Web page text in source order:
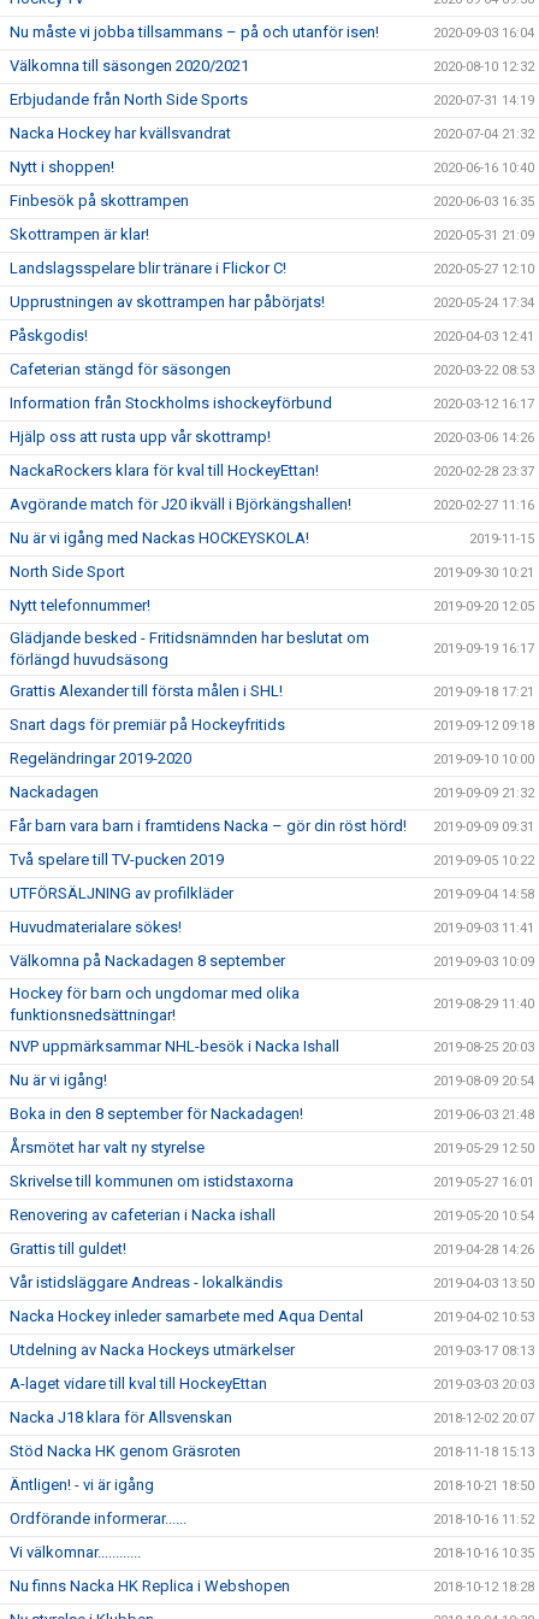
Nu måste vi jobba tillsammans – på och utanför isen! 2020-09-03 16:04
Välkomna till säsongen 2020/2021 2020-08-10 12:32
Erbjudande från North Side Sports 2020-07-31 14:19
Nacka Hockey har kvällsvandrat 2020-07-04 21:32
Nytt i shoppen! 2020-06-16 10:40
Finbesök på skottrampen 2020-06-03 16:35
Skottrampen är klar! 2020-05-31 21:09
Landslagsspelare blir tränare i Flickor C! 2020-05-27 12:10
Upprustningen av skottrampen har påbörjats! 2020-05-24 17:34
Påskgodis! 2020-04-03 12:41
Cafeterian stängd för säsongen 2020-03-22 08:53
Information från Stockholms ishockeyförbund 2020-03-12 16:17
Hjälp oss att rusta upp vår skottramp! 2020-03-06 14:26
NackaRockers klara för kval till HockeyEttan! 2020-02-28 23:37
Avgörande match för J20 ikväll i Björkängshallen! 2020-02-27 11:16
Nu är vi igång med Nackas HOCKEYSKOLA! 2019-11-15
North Side Sport 2019-09-30 10:21
Nytt telefonnummer! 2019-09-20 12:05
Glädjande besked - Fritidsnämnden har beslutat om
förlängd huvudsäsong
2019-09-19 16:17
Grattis Alexander till första målen i SHL! 2019-09-18 17:21
Snart dags för premiär på Hockeyfritids 2019-09-12 09:18
Regeländringar 2019-2020 2019-09-10 10:00
Nackadagen 2019-09-09 21:32
Får barn vara barn i framtidens Nacka – gör din röst hörd! 2019-09-09 09:31
Två spelare till TV-pucken 2019 2019-09-05 10:22
UTFÖRSÄLJNING av profilkläder 2019-09-04 14:58
Huvudmaterialare sökes! 2019-09-03 11:41
Välkomna på Nackadagen 8 september 2019-09-03 10:09
Hockey för barn och ungdomar med olika
funktionsnedsättningar!
2019-08-29 11:40
NVP uppmärksammar NHL-besök i Nacka Ishall 2019-08-25 20:03
Nu är vi igång! 2019-08-09 20:54
Boka in den 8 september för Nackadagen! 2019-06-03 21:48
Årsmötet har valt ny styrelse 2019-05-29 12:50
Skrivelse till kommunen om istidstaxorna 2019-05-27 16:01
Renovering av cafeterian i Nacka ishall 2019-05-20 10:54
Grattis till guldet! 2019-04-28 14:26
Vår istidsläggare Andreas - lokalkändis 2019-04-03 13:50
Nacka Hockey inleder samarbete med Aqua Dental 2019-04-02 10:53
Utdelning av Nacka Hockeys utmärkelser 2019-03-17 08:13
A-laget vidare till kval till HockeyEttan 2019-03-03 20:03
Nacka J18 klara för Allsvenskan 2018-12-02 20:07
Stöd Nacka HK genom Gräsroten 2018-11-18 15:13
Äntligen! - vi är igång 2018-10-21 18:50
Ordförande informerar...... 2018-10-16 11:52
Vi välkomnar............ 2018-10-16 10:35
Nu finns Nacka HK Replica i Webshopen 2018-10-12 18:28